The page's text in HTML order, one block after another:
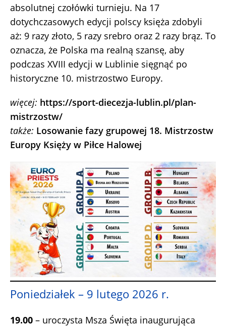
absolutnej czołówki turnieju. Na 17
dotychczasowych edycji polscy księża zdobyli
aż: 9 razy złoto, 5 razy srebro oraz 2 razy brąz. To
oznacza, że Polska ma realną szansę, aby
podczas XVIII edycji w Lublinie sięgnąć po
historyczne 10. mistrzostwo Europy.
więcej: https://sport-diecezja-lublin.pl/plan-
mistrzostw/
także: Losowanie fazy grupowej 18. Mistrzostw
Europy Księży w Piłce Halowej
Poniedziałek – 9 lutego 2026 r.
19.00 – uroczysta Msza Święta inaugurująca